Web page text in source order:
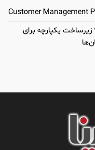
یکپارچه برای